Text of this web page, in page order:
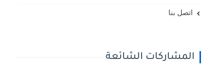
اتصل بنا
المشاركات الشائعة